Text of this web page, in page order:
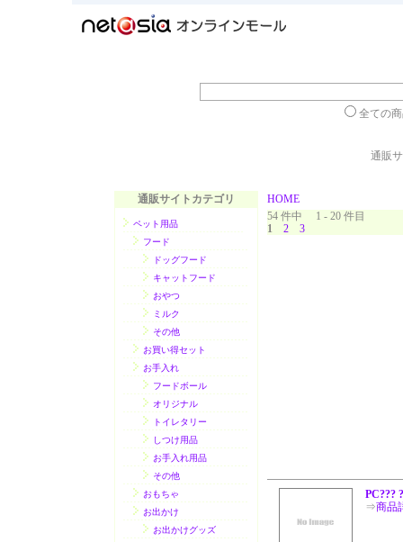
全ての
通販
通販サイトカテゴリ
ペット用品
フード
ドッグフード
キャットフード
おやつ
ミルク
その他
お買い得セット
お手入れ
フードボール
オリジナル
トイレタリー
しつけ用品
お手入れ用品
その他
おもちゃ
お出かけ
お出かけグッズ
HOME
54 件中 1 - 20 件目
1
2 3
PC???
⇒商品